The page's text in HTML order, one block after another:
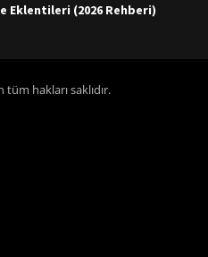
Eklentileri (2026 Rehberi)
hakları saklıdır.